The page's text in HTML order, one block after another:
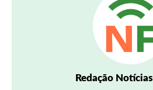
Redação